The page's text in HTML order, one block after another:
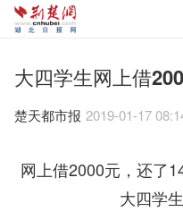
大四学生网上借
楚天都市报 2019-01-17
网上借2000元，还了
大四学